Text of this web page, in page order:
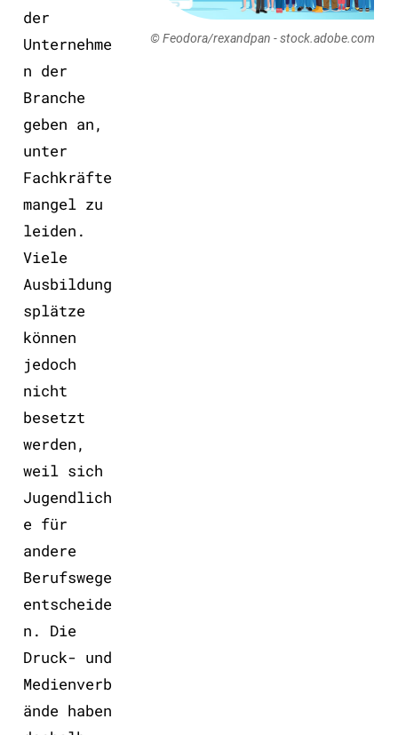
der
Unternehme
n der
Branche
geben an,
unter
Fachkräfte
mangel zu
leiden.
Viele
Ausbildung
splätze
können
jedoch
nicht
besetzt
werden,
weil sich
Jugendlich
e für
andere
Berufswege
entscheide
n. Die
Druck- und
Medienverb
ände haben
© Feodora/rexandpan - stock.adobe.com